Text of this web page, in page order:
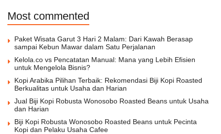
Most commented
Paket Wisata Garut 3 Hari 2 Malam: Dari Kawah Berasap
sampai Kebun Mawar dalam Satu Perjalanan
Kelola.co vs Pencatatan Manual: Mana yang Lebih Efisien
untuk Mengelola Bisnis?
Kopi Arabika Pilihan Terbaik: Rekomendasi Biji Kopi Roasted
Berkualitas untuk Usaha dan Harian
Jual Biji Kopi Robusta Wonosobo Roasted Beans untuk Usaha
dan Harian
Biji Kopi Robusta Wonosobo Roasted Beans untuk Pecinta
Kopi dan Pelaku Usaha Cafee